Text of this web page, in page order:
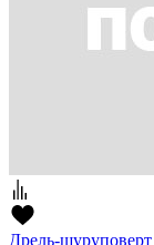
Дрель-